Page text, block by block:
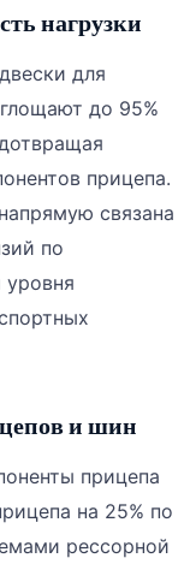
нагрузки
для
до 95%
прицепа.
связана
по
и шин
прицепа
на 25% по
рессорной